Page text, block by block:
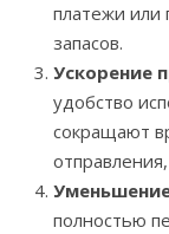
платежи или
запасов.
Ускорение
удобство
сокращают
полностью